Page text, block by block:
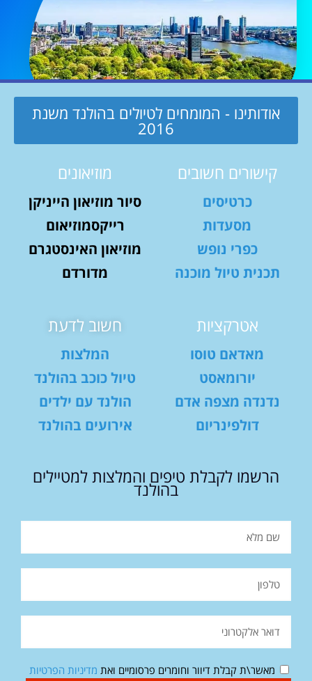
אודותינו - המומחים לטיולים בהולנד משנת
2016
קישורים חשובים
כרטיסים
מסעדות
כפרי נופש
תכנית טיול מוכנה
מוזיאונים
סיור מוזיאון הייניקן
רייקסמוזיאום
מוזיאון האינסטגרם
מדורדם
אטרקציות
מאדאם טוסו
יורומאסט
נדנדה מצפה אדם
דולפינריום
חשוב לדעת
המלצות
טיול כוכב בהולנד
הולנד עם ילדים
אירועים בהולנד
הרשמו לקבלת טיפים והמלצות למטיילים
בהולנד
מאשר\ת קבלת דיוור וחומרים פרסומיים ואת מדיניות הפרטיות